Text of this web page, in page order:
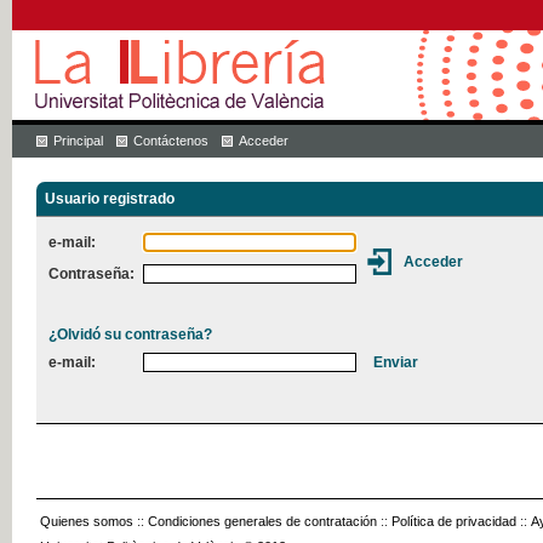
Principal Contáctenos Acceder
Usuario registrado
e-mail:
Contraseña:
¿Olvidó su contraseña?
e-mail:
Quienes somos :: Condiciones generales de contratación :: Política de privacidad ::